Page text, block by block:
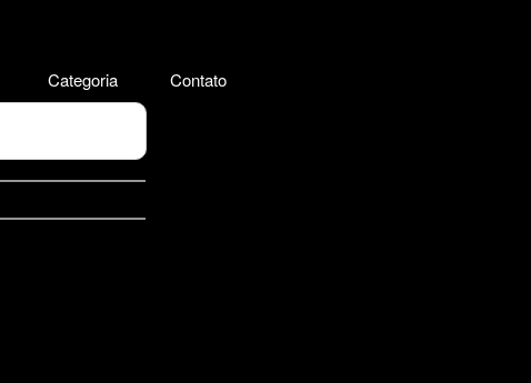
Categoria Contato